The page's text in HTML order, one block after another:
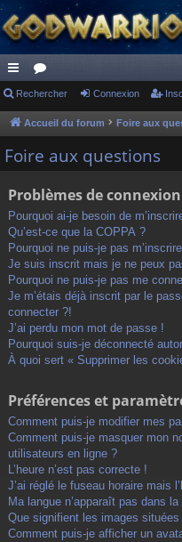
ac
co
ur
s
or
u
Rechercher Connexion
Accueil du forum Foire aux
Foire aux questions
Problèmes de
Pourquoi ai-je besoin de
Qu’est-ce que la COPPA ?
Pourquoi ne puis-je pas
Je suis inscrit mais je ne peux
Pourquoi ne puis-je pas me
Je m’étais déjà inscrit par le
connecter ?!
J’ai perdu mon mot de passe !
Pourquoi suis-je déconnecté
À quoi sert « Supprimer les
Préférences et
Comment puis-je modifier mes
Comment puis-je masquer mon
utilisateurs en ligne ?
L’heure n’est pas correcte !
J’ai réglé le fuseau horaire mais
Ma langue n’apparaît pas dans
Que signifient les images
Comment puis-je afficher un